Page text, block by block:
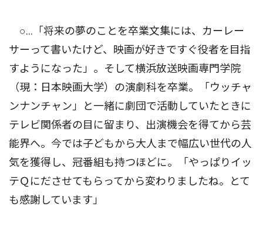
○…「将来の夢のことを卒業文集には、カーレー
サーって書いたけど、映画が好きですぐ役者を目指
すようになった」。そして横浜放送映画専門学院
（現：日本映画大学）の演劇科を卒業。「ウッチャ
ンナンチャン」と一緒に劇団で活動していたときに
テレビ関係者の目に留まり、出演機会を得てから芸
能界へ。今では子どもから大人まで幅広い世代の人
気を獲得し、冠番組も持つほどに。「やっぱりイッ
テＱにださせてもらってから変わりましたね。とて
も感謝しています」